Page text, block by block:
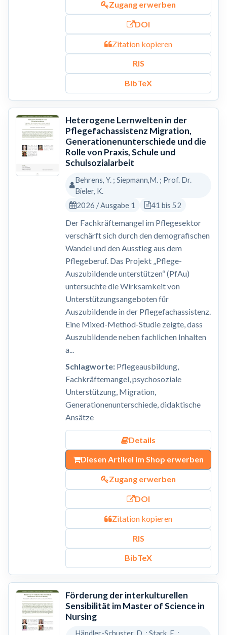
Zugang erwerben
DOI
Zitation kopieren
RIS
BibTeX
Heterogene Lernwelten in der
Pflegefachassistenz Migration,
Generationenunterschiede und die
Rolle von Praxis, Schule und
Schulsozialarbeit
Behrens, Y. ; Siepmann,M. ; Prof. Dr.
Bieler, K.
2026 / Ausgabe 1
41 bis 52
Der Fachkräftemangel im Pflegesektor
verschärft sich durch den demografischen
Wandel und den Ausstieg aus dem
Pflegeberuf. Das Projekt „Pflege-
Auszubildende unterstützen“ (PfAu)
untersuchte die Wirksamkeit von
Unterstützungsangeboten für
Auszubildende in der Pflegefachassistenz.
Eine Mixed-Method-Studie zeigte, dass
Auszubildende neben fachlichen Inhalten
a...
Schlagworte:Pflegeausbildung,
Fachkräftemangel, psychosoziale
Unterstützung, Migration,
Generationenunterschiede, didaktische
Ansätze
Details
Diesen Artikel im Shop erwerben
Zugang erwerben
DOI
Zitation kopieren
RIS
BibTeX
Förderung der interkulturellen
Sensibilität im Master of Science in
Nursing
Händler-Schuster, D. ; Stark, E. ;